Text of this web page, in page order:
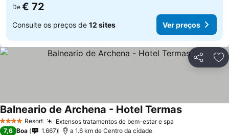
De € 72
Consulte os preços de 12 sites Ver preços
Partilhar
4 EstrelasResort Extensos tratamentos de bem-estar e spa
Balneario de Archena - Hotel Termas
7,6 Boa 1.667 a 1.6 km de Centro da cidade